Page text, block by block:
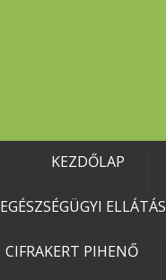
KEZDŐLAP
EGÉSZSÉGÜGYI ELLÁTÁS
CIFRAKERT PIHENŐ